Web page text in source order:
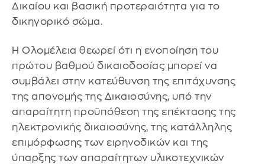
Δικαίου και βασική προτεραιότητα για το
δικηγορικό σώμα.
Η Ολομέλεια θεωρεί ότι η ενοποίηση του
πρώτου βαθμού δικαιοδοσίας μπορεί να
συμβάλει στην κατεύθυνση της επιτάχυνσης
της απονομής της Δικαιοσύνης, υπό την
απαραίτητη προϋπόθεση της επέκτασης της
ηλεκτρονικής δικαιοσύνης, της κατάλληλης
επιμόρφωσης των ειρηνοδικών και της
ύπαρξης των απαραίτητων υλικοτεχνικών